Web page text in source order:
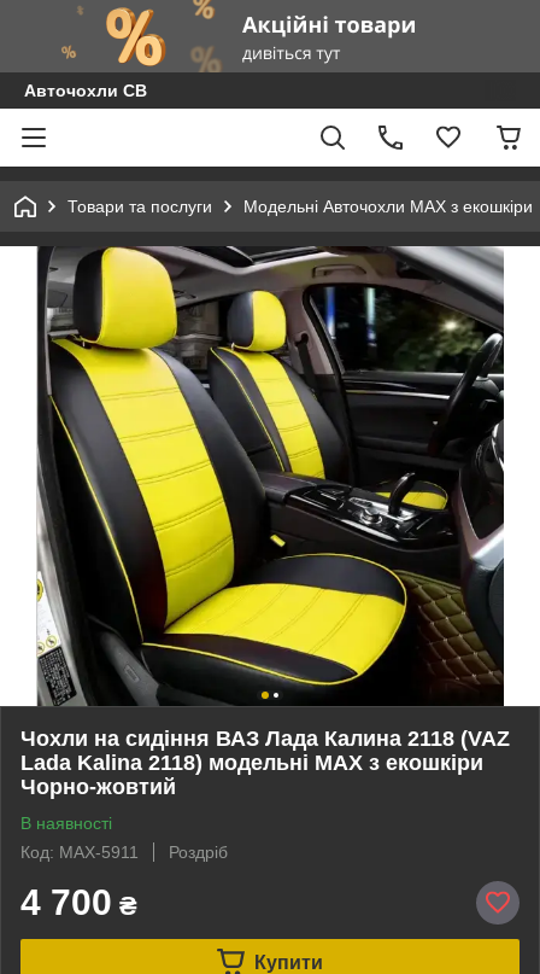
Авточохли СВ
Товари та послуги Модельні Авточохли MAX з екошкіри
Чохли на сидіння ВАЗ Лада Калина 2118 (VAZ
Lada Kalina 2118) модельні MAX з екошкіри
Чорно-жовтий
В наявності
Код: MAX-5911
Роздріб
4 700 ₴
Купити